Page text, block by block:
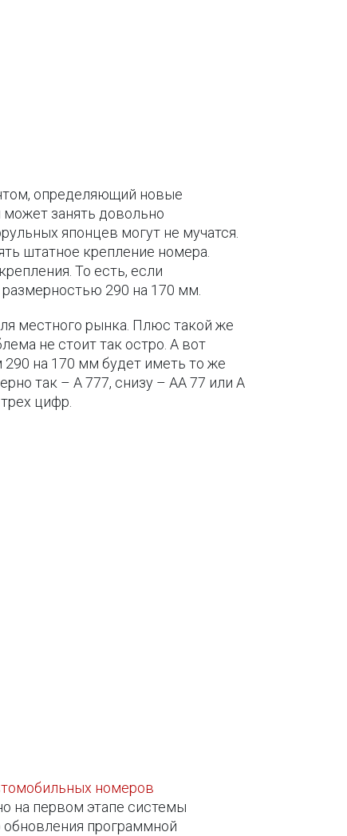
определяющий новые
занять довольно
японцев могут не мучатся.
штатное крепление номера.
То есть, если
290 на 170 мм.
местного рынка. Плюс такой же
не стоит так остро. А вот
на 170 мм будет иметь то же
так – А 777, снизу – АА 77 или А
цифр.
номеров
на первом этапе системы
программной